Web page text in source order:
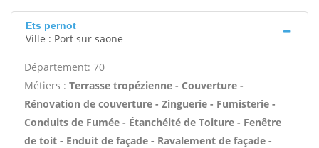
Ets pernot
Ville : Port sur saone
Département: 70
Métiers : Terrasse tropézienne - Couverture -
Rénovation de couverture - Zinguerie - Fumisterie -
Conduits de Fumée - Étanchéité de Toiture - Fenêtre
de toit - Enduit de façade - Ravalement de façade -